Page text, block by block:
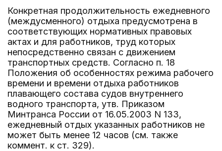
Конкретная продолжительность ежедневного
(междусменного) отдыха предусмотрена в
соответствующих нормативных правовых
актах и для работников, труд которых
непосредственно связан с движением
транспортных средств. Согласно п. 18
Положения об особенностях режима рабочего
времени и времени отдыха работников
плавающего состава судов внутреннего
водного транспорта, утв. Приказом
Минтранса России от 16.05.2003 N 133,
ежедневный отдых указанных работников не
может быть менее 12 часов (см. также
коммент. к ст. 329).